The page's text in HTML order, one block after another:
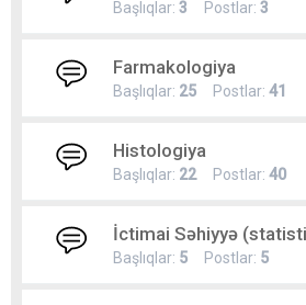
Başlıqlar: 3 Postlar: 3
Farmakologiya
Başlıqlar: 25 Postlar: 41
Histologiya
Başlıqlar: 22Postlar: 40
İctimai Səhiyyə
Başlıqlar: 5 Postlar: 5